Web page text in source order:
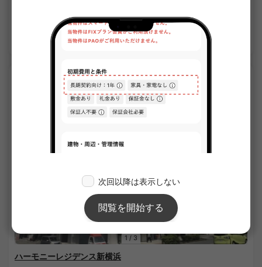
15階建て
詳細を見る
1 / 3
ハーモニーレジデンス新横浜